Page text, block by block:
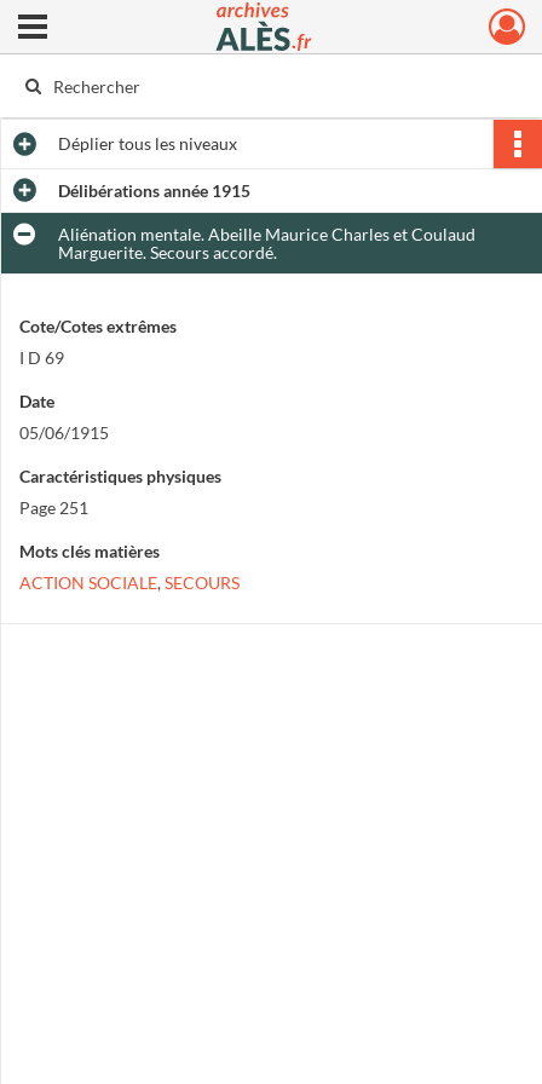
Archives municipales d'Alès
Ouvrir le menu déroulant
Dépliertous les niveaux
Délibérations année 1915
Aliénation mentale. Abeille Maurice Charles et Coulaud
Marguerite. Secours accordé.
Cote/Cotes extrêmes
I D 69
Date
05/06/1915
Caractéristiques physiques
Page 251
Mots clés matières
ACTION SOCIALE,SECOURS